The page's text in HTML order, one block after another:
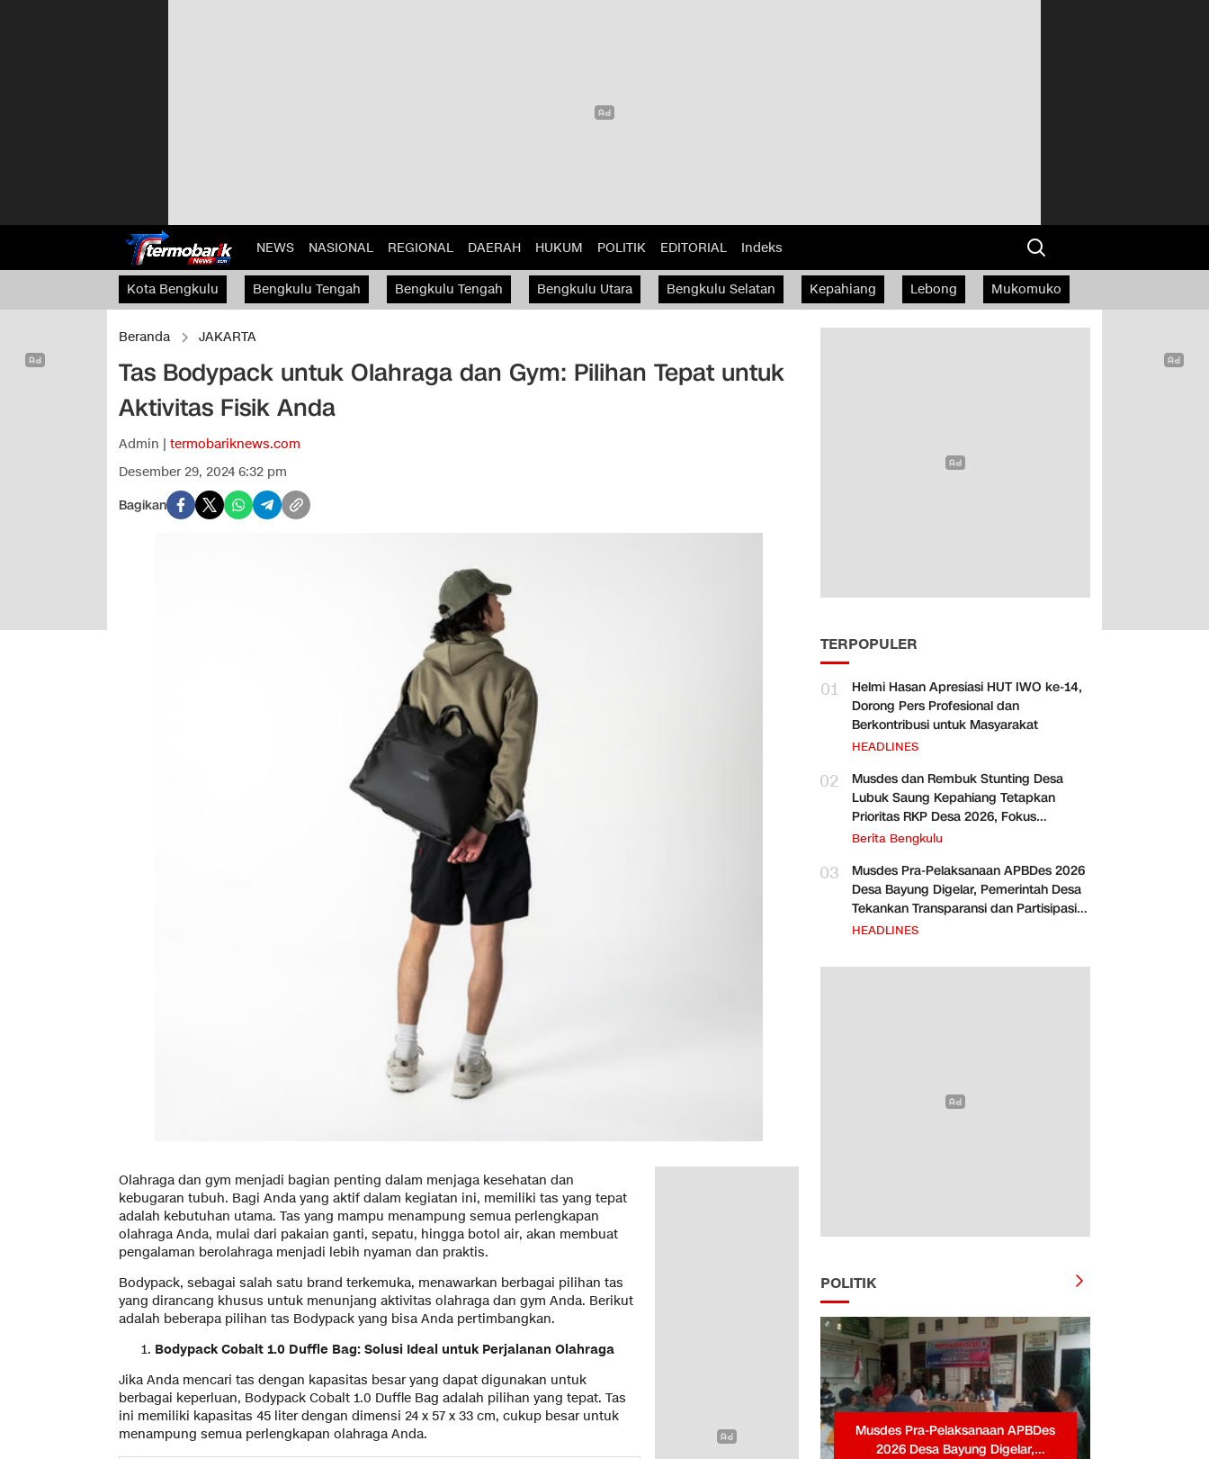
NEWS NASIONAL REGIONAL DAERAH HUKUM POLITIK EDITORIAL Indeks
Kota Bengkulu Bengkulu Tengah Bengkulu Tengah Bengkulu Utara Bengkulu Selatan Kepahiang Lebong Mukomuko
Beranda JAKARTA
Tas Bodypack untuk Olahraga dan Gym: Pilihan Tepat untuk
Aktivitas Fisik Anda
Admin | termobariknews.com
Desember 29, 2024 6:32 pm
Bagikan
Olahraga dan gym menjadi bagian penting dalam menjaga kesehatan dan
kebugaran tubuh. Bagi Anda yang aktif dalam kegiatan ini, memiliki tas yang tepat
adalah kebutuhan utama. Tas yang mampu menampung semua perlengkapan
olahraga Anda, mulai dari pakaian ganti, sepatu, hingga botol air, akan membuat
pengalaman berolahraga menjadi lebih nyaman dan praktis.
Bodypack, sebagai salah satu brand terkemuka, menawarkan berbagai pilihan tas
yang dirancang khusus untuk menunjang aktivitas olahraga dan gym Anda. Berikut
adalah beberapa pilihan tas Bodypack yang bisa Anda pertimbangkan.
Bodypack Cobalt 1.0 Duffle Bag: Solusi Ideal untuk Perjalanan Olahraga
Jika Anda mencari tas dengan kapasitas besar yang dapat digunakan untuk
berbagai keperluan, Bodypack Cobalt 1.0 Duffle Bag adalah pilihan yang tepat. Tas
ini memiliki kapasitas 45 liter dengan dimensi 24 x 57 x 33 cm, cukup besar untuk
menampung semua perlengkapan olahraga Anda.
TERPOPULER
01
Helmi Hasan Apresiasi HUT IWO ke-14,
Dorong Pers Profesional dan
Berkontribusi untuk Masyarakat
HEADLINES
02
Musdes dan Rembuk Stunting Desa
Lubuk Saung Kepahiang Tetapkan
Prioritas RKP Desa 2026, Fokus
Infrastruktur dan Penurunan Stunting
Berita Bengkulu
03
Musdes Pra-Pelaksanaan APBDes 2026
Desa Bayung Digelar, Pemerintah Desa
Tekankan Transparansi dan Partisipasi
Warga
HEADLINES
POLITIK
Musdes Pra-Pelaksanaan APBDes
2026 Desa Bayung Digelar,